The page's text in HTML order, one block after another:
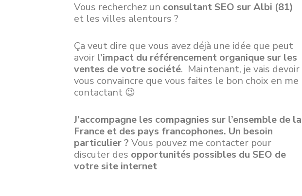
Vous recherchez un consultant SEO sur Albi (81)
et les villes alentours ?
Ça veut dire que vous avez déjà une idée que peut
avoir l’impact du référencement organique sur les
ventes de votre société. Maintenant, je vais devoir
vous convaincre que vous faites le bon choix en me
contactant 😉
J’accompagne les compagnies sur l’ensemble de la
France et des pays francophones. Un besoin
particulier ? Vous pouvez me contacter pour
discuter des opportunités possibles du SEO de
votre site internet